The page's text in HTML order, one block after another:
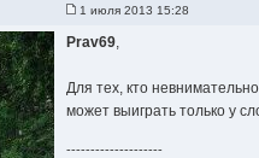
1 июля 2013 15:28
Prav69,
Для тех, кто
может выиграть только у
--------------------